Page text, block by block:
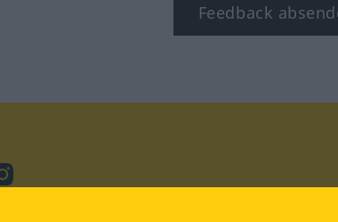
Feedback
Instagram